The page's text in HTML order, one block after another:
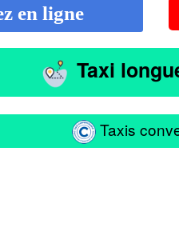
en ligne
Taxi
Taxis